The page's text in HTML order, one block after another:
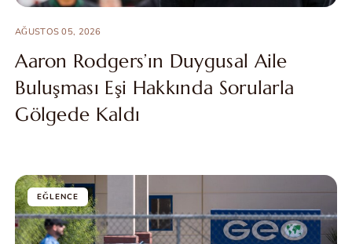
AĞUSTOS 05, 2026
Aaron Rodgers’ın Duygusal Aile
Buluşması Eşi Hakkında Sorularla
Gölgede Kaldı
EĞLENCE